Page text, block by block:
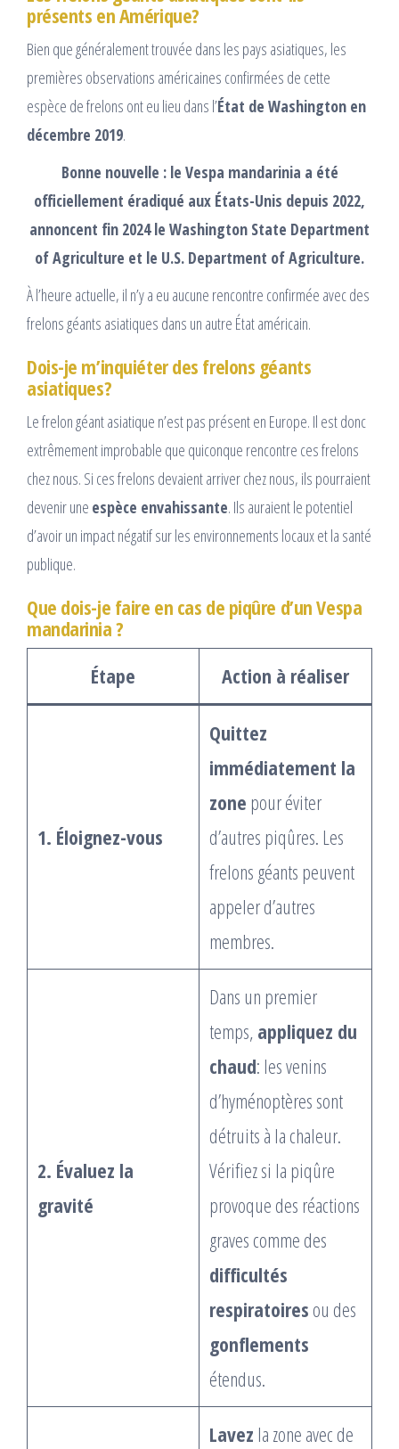
présents en Amérique?
Bien que généralement trouvée dans les pays asiatiques, les
premières observations américaines confirmées de cette
espèce de frelons ont eu lieu dans l’État de Washington en
décembre 2019.
Bonne nouvelle : le Vespa mandarinia a été
officiellement éradiqué aux États-Unis depuis 2022,
annoncent fin 2024 le Washington State Department
of Agriculture et le U.S. Department of Agriculture.
À l’heure actuelle, il n’y a eu aucune rencontre confirmée avec des
frelons géants asiatiques dans un autre État américain.
Dois-je m’inquiéter des frelons géants
asiatiques?
Le frelon géant asiatique n’est pas présent en Europe. Il est donc
extrêmement improbable que quiconque rencontre ces frelons
chez nous. Si ces frelons devaient arriver chez nous, ils pourraient
devenir une espèce envahissante. Ils auraient le potentiel
d’avoir un impact négatif sur les environnements locaux et la santé
publique.
Que dois-je faire en cas de piqûre d’un Vespa
mandarinia ?
Étape
Action à réaliser
1. Éloignez-vous
Quittez
immédiatement la
zone pour éviter
d’autres piqûres. Les
frelons géants peuvent
appeler d’autres
membres.
2. Évaluez la
gravité
Dans un premier
temps, appliquez du
chaud: les venins
d’hyménoptères sont
détruits à la chaleur.
Vérifiez si la piqûre
provoque des réactions
graves comme des
difficultés
respiratoires ou des
gonflements
étendus.
Lavez la zone avec de